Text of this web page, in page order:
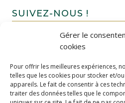
Gérer le
cookies
Pour offrir les meilleures expériences,
telles que les cookies pour stocker et/
appareils. Le fait de consentir à ces
traiter des données telles que le
SUIVEZ-NOUS !